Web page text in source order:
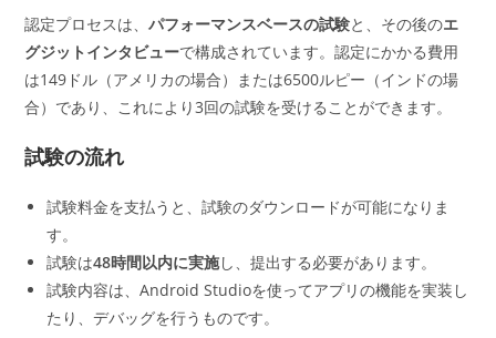
認定プロセスは、パフォーマンスベースの試験と、その後のエ
グジットインタビューで構成されています。認定にかかる費用
は149ドル（アメリカの場合）または6500ルピー（インドの場
合）であり、これにより3回の試験を受けることができます。
試験の流れ
試験料金を支払うと、試験のダウンロードが可能になりま
す。
試験は48時間以内に実施し、提出する必要があります。
試験内容は、Android Studioを使ってアプリの機能を実装し
たり、デバッグを行うものです。